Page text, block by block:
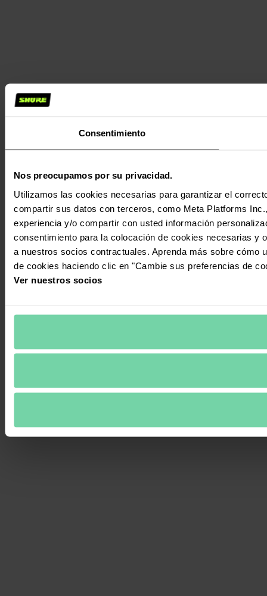
Consentimiento
Nos preocupamos por su privacidad.
Utilizamos las cookies necesarias para garantizar el
compartir sus datos con terceros, como Meta Platforms
experiencia y/o compartir con usted información
consentimiento para la colocación de cookies necesarias
a nuestros socios contractuales. Aprenda más sobre cómo
de cookies haciendo clic en "Cambie sus preferencias de
Ver nuestros socios